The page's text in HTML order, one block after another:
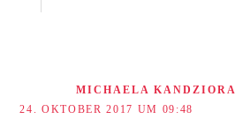
MICHAELA KANDZIORA
24. OKTOBER 2017 UM 09:48